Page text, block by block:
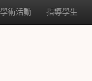
學術活動 指導學生